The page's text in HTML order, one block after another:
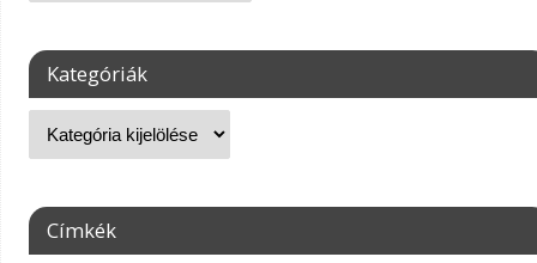
Kategóriák
Címkék